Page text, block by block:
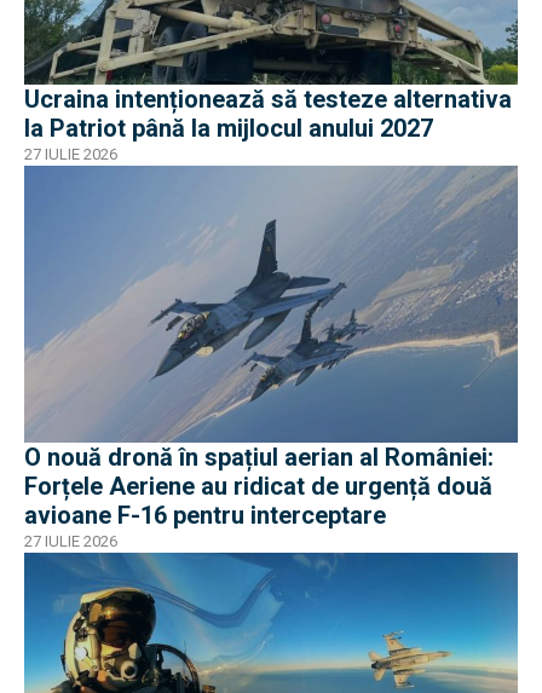
Ucraina intenționează să testeze alternativa
la Patriot până la mijlocul anului 2027
27 IULIE 2026
O nouă dronă în spațiul aerian al României:
Forțele Aeriene au ridicat de urgență două
avioane F-16 pentru interceptare
27 IULIE 2026